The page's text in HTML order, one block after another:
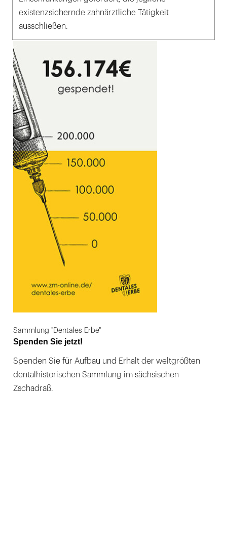
existenzsichernde zahnärztliche Tätigkeit
ausschließen.
Sammlung "Dentales Erbe"
Spenden Sie jetzt!
Spenden Sie für Aufbau und Erhalt der weltgrößten
dentalhistorischen Sammlung im sächsischen
Zschadraß.